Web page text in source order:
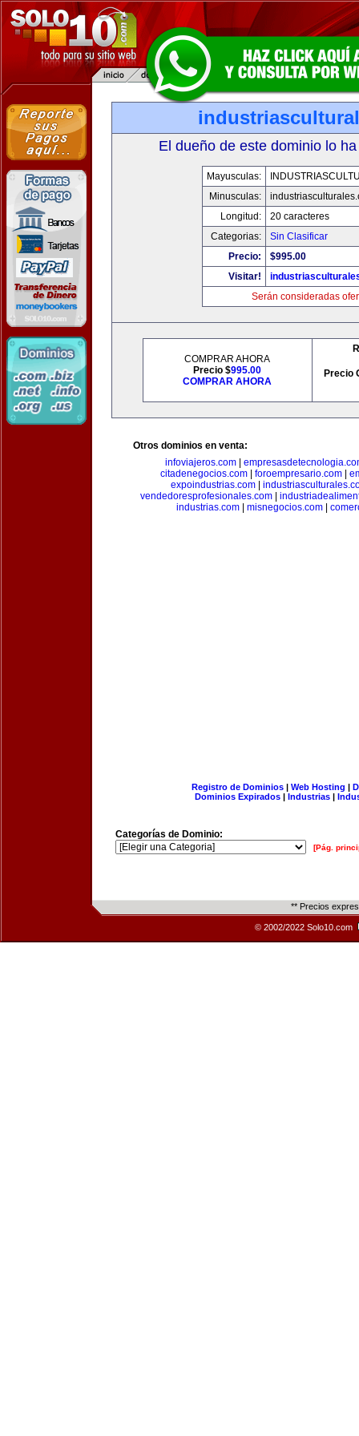
El dueño de este dominio lo
Mayusculas:
Minusculas:
Longitud:
20 caracteres
Categorias:
Sin Clasificar
Precio:
$995.00
Visitar!
Serán consideradas
COMPRAR AHORA
Precio $995.00
COMPRAR AHORA
Precio
Otros dominios en venta:
infoviajeros.com
citadenegocios.com
foroempresario.com
expoindustrias.com
vendedoresprofesionales.com|
industrias.com
misnegocios.com
Registro de Dominios| Web Hosting |
Dominios Expirados | Industrias |
Categorías de Dominio:
[Pág.
** Precios
© 2002/2022 Solo10.com